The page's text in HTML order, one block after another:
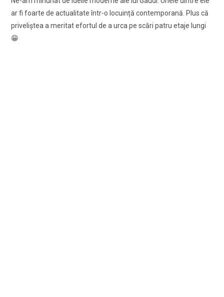
ar fi foarte de actualitate într-o locuință contemporană. Plus că
priveliştea a meritat efortul de a urca pe scări patru etaje lungi
😁